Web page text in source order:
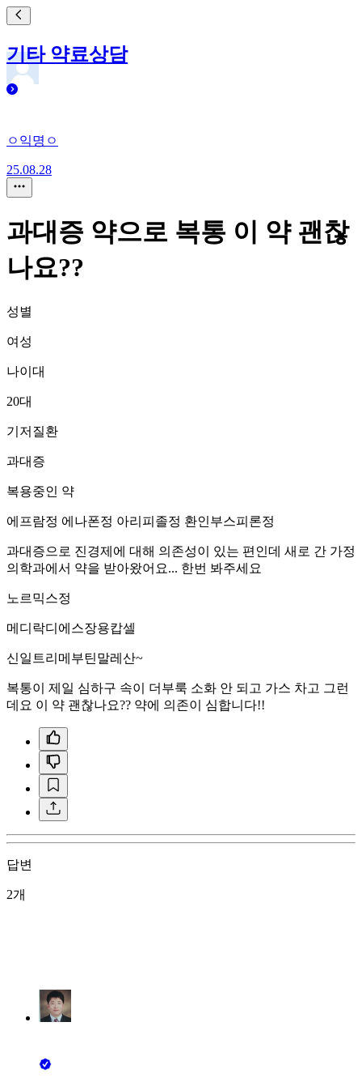
기타 약료상담
ㅇ익명ㅇ
25.08.28
과대증 약으로 복통 이 약 괜찮
나요??
성별
여성
나이대
20대
기저질환
과대증
복용중인 약
에프람정 에나폰정 아리피졸정 환인부스피론정
과대증으로 진경제에 대해 의존성이 있는 편인데 새로 간 가정
의학과에서 약을 받아왔어요... 한번 봐주세요
노르믹스정
메디락디에스장용캅셀
신일트리메부틴말레산~
복통이 제일 심하구 속이 더부룩 소화 안 되고 가스 차고 그런
데요 이 약 괜찮나요?? 약에 의존이 심합니다!!
답변
2개